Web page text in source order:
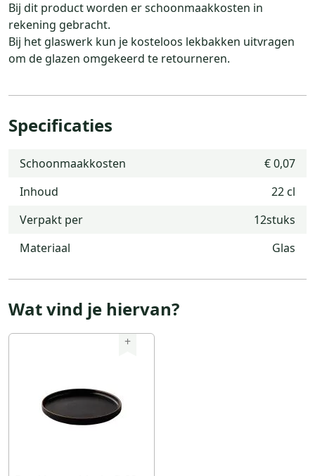
Bij dit product worden er schoonmaakkosten in
rekening gebracht.
Bij het glaswerk kun je kosteloos lekbakken uitvragen
om de glazen omgekeerd te retourneren.
Specificaties
Schoonmaakkosten
€ 0,07
Inhoud
22 cl
Verpakt per
12stuks
Materiaal
Glas
Wat vind je hiervan?
+